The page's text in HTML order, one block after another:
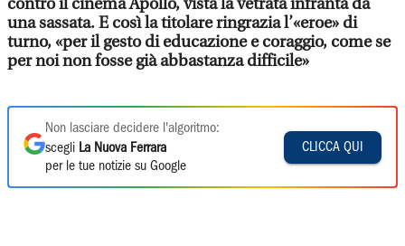
contro il cinema Apollo, vista la vetrata infranta da
una sassata. E così la titolare ringrazia l’«eroe» di
turno, «per il gesto di educazione e coraggio, come se
per noi non fosse già abbastanza difficile»
Non lasciare decidere l'algoritmo:
scegli La Nuova Ferrara
per le tue notizie su Google
CLICCA QUI